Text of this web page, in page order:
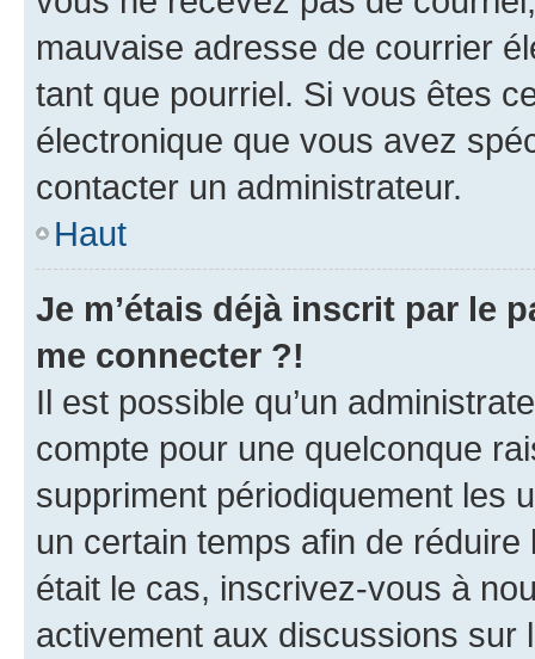
mauvaise adresse de courrier
tant que pourriel. Si vous êtes
électronique que vous avez
contacter un administrateur.
Haut
Je m’étais déjà inscrit par le
me connecter ?!
Il est possible qu’un
compte pour une quelconque
suppriment périodiquement les
un certain temps afin de
était le cas, inscrivez-vous à
activement aux discussions sur